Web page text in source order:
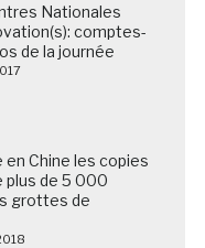
Nationales
comptes-
de la journée
en Chine les copies
plus de 5 000
grottes de